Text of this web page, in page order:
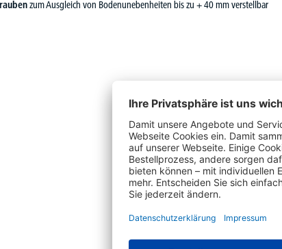
zum Ausgleich von Bodenunebenheiten bis zu + 40 mm verstellbar